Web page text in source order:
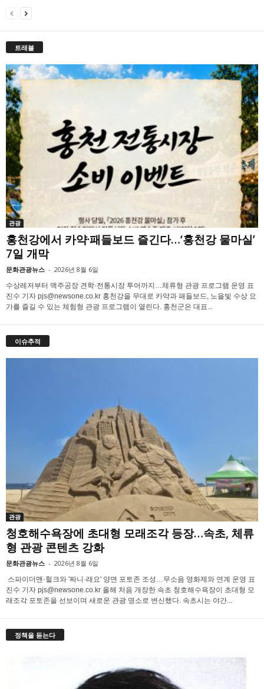
트래블
관광
홍천강에서 카약·패들보드 즐긴다…‘홍천강 물마실’
7일 개막
문화관광뉴스 - 2026년 8월 6일
수상레저부터 맥주공장 견학·전통시장 투어까지…체류형 관광 프로그램 운영 표
진수 기자 pjs@newsone.co.kr 홍천강을 무대로 카약과 패들보드, 노을빛 수상 요
가를 즐길 수 있는 체험형 관광 프로그램이 열린다. 홍천군은 대표...
이슈추적
관광
청호해수욕장에 초대형 모래조각 등장…속초, 체류
형 관광 콘텐츠 강화
문화관광뉴스 - 2026년 8월 6일
스파이더맨·헐크와 '짜니·래요' 양면 포토존 조성…무소음 영화제와 연계 운영 표
진수 기자 pjs@newsone.co.kr 올해 처음 개장한 속초 청호해수욕장이 초대형 모
래조각 포토존을 선보이며 새로운 관광 명소로 변신했다. 속초시는 야간...
정책을 듣는다